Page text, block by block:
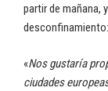
partir de mañana,
desconfinamiento:
«Nos gustaría
ciudades